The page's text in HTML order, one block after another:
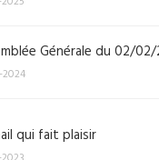
Générale du 02/
qui fait plaisir